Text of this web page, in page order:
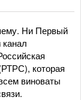
Ни Первый
которая
виноваты